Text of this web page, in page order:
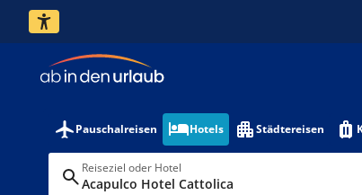
Pauschalreisen Hotels Städtereisen
Reiseziel oder Hotel
Acapulco Hotel Cattolica